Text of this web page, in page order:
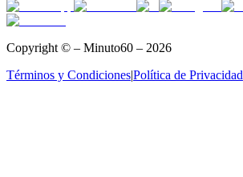
Copyright © – Minuto60 – 2026
Términos y Condiciones|Política de Privacidad